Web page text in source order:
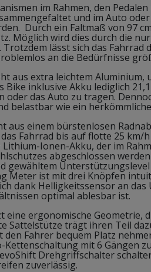
im Rahmen, den
und im Auto
Durch ein Faltmaß von 97
Möglich wird dies durch die
Trotzdem lässt sich das
an die Bedürfnisse
aus extra leichtem Aluminium,
Bike inklusive Akku lediglich
oder das Auto zu tragen.
belastbar wie ein
aus einem bürstenlosen
Fahrrad bis auf flotte 25 km/
Lithium-Ionen-Akku, der im
abgeschlossen
gewähltem Unterstützungslevel
Meter ist mit drei Knöpfen
dank Helligkeitssensor an
optimal ablesbar ist.
eine ergonomische
Sattelstütze trägt ihren Teil
Fahrer bequem Platz
Kettenschaltung mit 6 Gängen
Drehgriffschalter
zuverlässig.